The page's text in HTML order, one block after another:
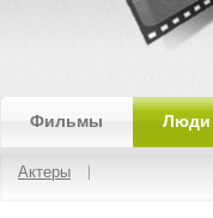
Фильмы Люди
Актеры